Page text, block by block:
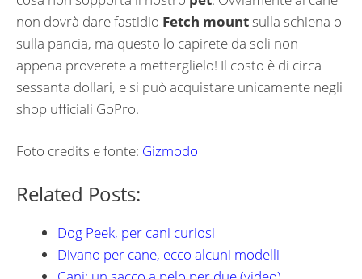
non dovrà dare fastidio Fetch mount sulla schiena o
sulla pancia, ma questo lo capirete da soli non
appena proverete a metterglielo! Il costo è di circa
sessanta dollari, e si può acquistare unicamente negli
shop ufficiali GoPro.
Foto credits e fonte: Gizmodo
Related Posts:
Dog Peek, per cani curiosi
Divano per cane, ecco alcuni modelli